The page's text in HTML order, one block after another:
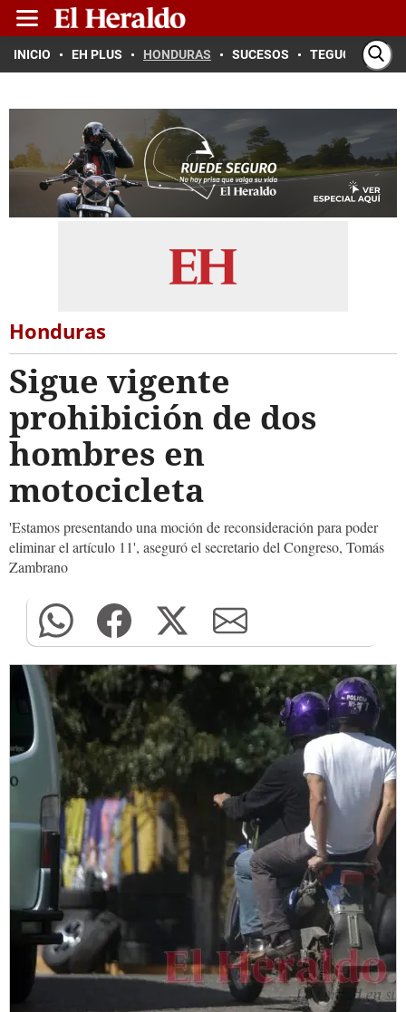
INICIO EH PLUS HONDURAS SUCESOS TEGUCIGALPA
Honduras
Sigue vigente
prohibición de dos
hombres en
motocicleta
'Estamos presentando una moción de reconsideración para poder
eliminar el artículo 11', aseguró el secretario del Congreso, Tomás
Zambrano